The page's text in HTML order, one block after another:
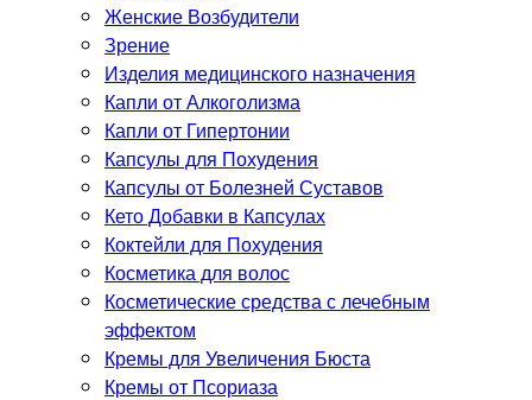
Женские Возбудители
Зрение
Изделия медицинского назначения
Капли от Алкоголизма
Капли от Гипертонии
Капсулы для Похудения
Капсулы от Болезней Суставов
Кето Добавки в Капсулах
Коктейли для Похудения
Косметика для волос
Косметические средства с лечебным
эффектом
Кремы для Увеличения Бюста
Кремы от Псориаза